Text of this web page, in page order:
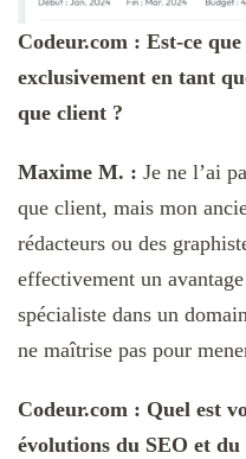
Codeur.com : Est-ce
exclusivement en tant
que client ?
Maxime M. : Je ne l’ai
que client, mais mon
rédacteurs ou des
effectivement un
spécialiste dans un
ne maîtrise pas pour
Codeur.com : Quel est
évolutions du SEO et du